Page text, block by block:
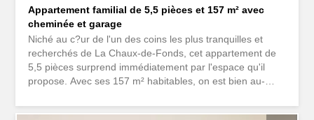
Appartement familial de 5,5 pièces et 157 m² avec
cheminée et garage
Niché au c?ur de l'un des coins les plus tranquilles et
recherchés de La Chaux-de-Fonds, cet appartement de
5,5 pièces surprend immédiatement par l'espace qu'il
propose. Avec ses 157 m² habitables, on est bien au-
une famille qui cherche à s'installer au calme, à l'écart du